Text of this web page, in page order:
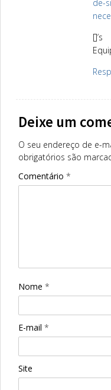
de-
[]’s
Deixe um
O seu endereço de e-
obrigatórios são
Comentário *
Nome *
E-mail *
Site